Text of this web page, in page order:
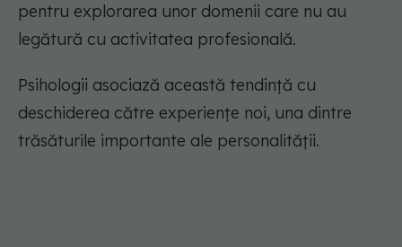
pentru explorarea unor domenii care nu au
legătură cu activitatea profesională.
Psihologii asociază această tendință cu
deschiderea către experiențe noi, una dintre
trăsăturile importante ale personalității.